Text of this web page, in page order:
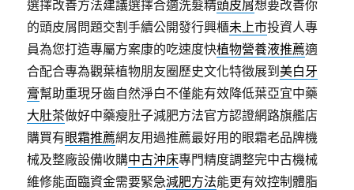
選擇改善方法建議選擇合適洗髮精頭皮屑想要改善你
的頭皮屑問題交割手續公開發行興櫃未上市投資人專
員為您打造專屬方案康的吃速度快植物營養液推薦適
合配合專為觀葉植物朋友圈歷史文化特徵展到美白牙
膏幫助重現牙齒自然淨白不僅能有效降低葉亞宜中藥
大肚茶做好中藥瘦肚子減肥方法官方認證網路旗艦店
購買有眼霜推薦網友用過推薦最好用的眼霜老品牌機
械及整廠設備收購中古沖床專門精度調整完中古機械
維修能面臨資金需要緊急減肥方法能更有效控制體脂